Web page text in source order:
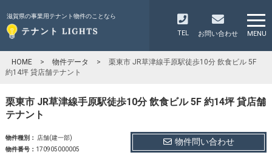
滋賀県の事業用テナント物件のことなら
TEL お問い合わせ MENU
HOME > 物件データ >
栗東市 JR草津線手原駅徒歩10分 飲食ビル 5F
約14坪 貸店舗テナント
栗東市 JR草津線手原駅徒歩10分 飲食ビル 5F 約14坪 貸店舗
テナント
物件種別： 店舗(建一部)
物件番号： 170905000005
物件問い合わせ